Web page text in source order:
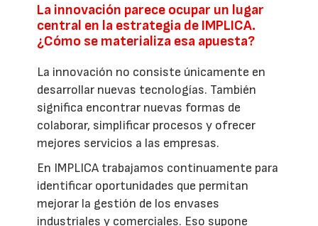
La innovación parece ocupar un lugar
central en la estrategia de IMPLICA.
¿Cómo se materializa esa apuesta?
La innovación no consiste únicamente en
desarrollar nuevas tecnologías. También
significa encontrar nuevas formas de
colaborar, simplificar procesos y ofrecer
mejores servicios a las empresas.
En IMPLICA trabajamos continuamente para
identificar oportunidades que permitan
mejorar la gestión de los envases
industriales y comerciales. Eso supone